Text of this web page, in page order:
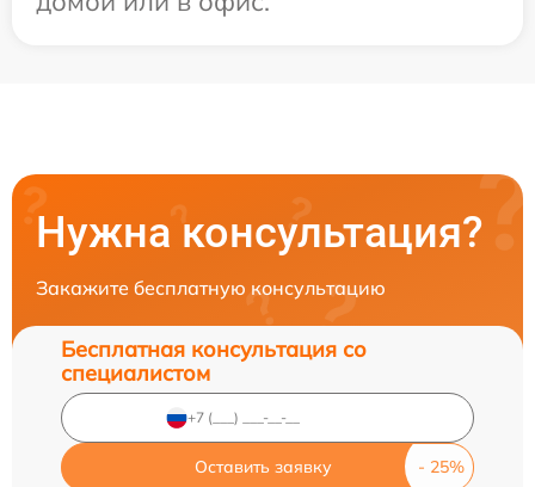
Нужна консультация?
Закажите бесплатную консультацию
Бесплатная консультация со
специалистом
Оставить заявку